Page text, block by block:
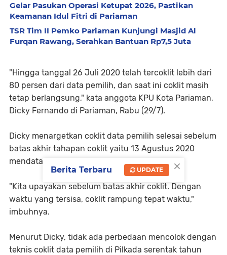
Gelar Pasukan Operasi Ketupat 2026, Pastikan
Keamanan Idul Fitri di Pariaman
TSR Tim II Pemko Pariaman Kunjungi Masjid Al
Furqan Rawang, Serahkan Bantuan Rp7,5 Juta
"Hingga tanggal 26 Juli 2020 telah tercoklit lebih dari
80 persen dari data pemilih, dan saat ini coklit masih
tetap berlangsung," kata anggota KPU Kota Pariaman,
Dicky Fernando di Pariaman, Rabu (29/7).
Dicky menargetkan coklit data pemilih selesai sebelum
batas akhir tahapan coklit yaitu 13 Agustus 2020
mendatang
"Kita upayakan sebelum batas akhir coklit. Dengan
waktu yang tersisa, coklit rampung tepat waktu,"
imbuhnya.
Menurut Dicky, tidak ada perbedaan mencolok dengan
teknis coklit data pemilih di Pilkada serentak tahun
×
Berita Terbaru UPDATE